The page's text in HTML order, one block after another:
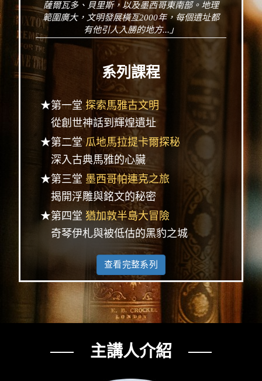
薩爾瓦多、貝里斯，以及墨西哥東南部。地理
範圍廣大，文明發展橫亙2000年，每個遺址都
有他引人入勝的地方...」
系列課程
★第一堂探索馬雅古文明
從創世神話到輝煌遺址
★第二堂瓜地馬拉提卡爾探秘
深入古典馬雅的心臟
★第三堂 墨西哥帕連克之旅
揭開浮雕與銘文的秘密
★第四堂 猶加敦半島大冒險
奇琴伊札與被低估的黑豹之城
查看完整系列
── 主講人介紹 ──